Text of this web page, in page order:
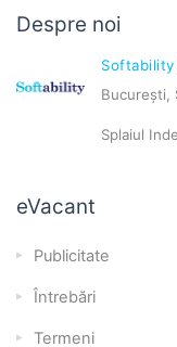
Despre noi
Softability
București,
Splaiul
eVacant
Publicitate
Întrebări
Termeni